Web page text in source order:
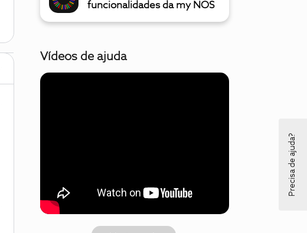
funcionalidades da my NOS
Vídeos de ajuda
Precisa de ajuda?